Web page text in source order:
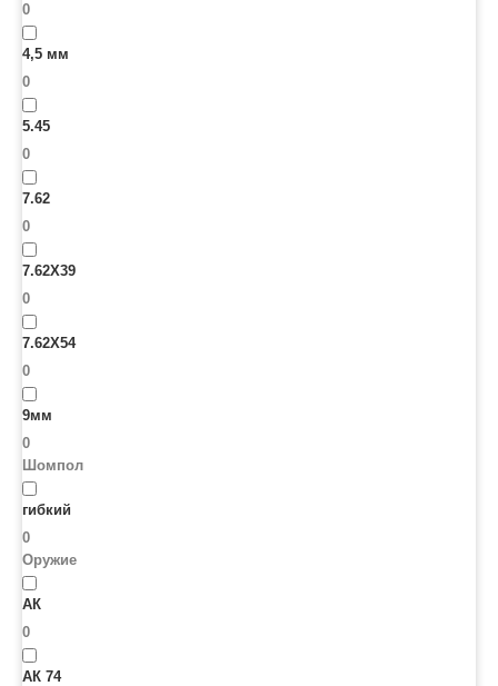
0
4,5 мм
0
5.45
0
7.62
0
7.62X39
0
7.62X54
0
9мм
0
Шомпол
гибкий
0
Оружие
АК
0
АК 74